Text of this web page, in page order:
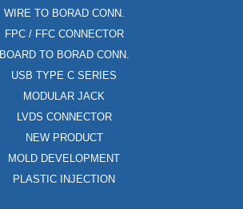
WIRE TO BORAD CONN.
FPC / FFC CONNECTOR
BOARD TO BORAD CONN.
USB TYPE C SERIES
MODULAR JACK
LVDS CONNECTOR
NEW PRODUCT
MOLD DEVELOPMENT
PLASTIC INJECTION